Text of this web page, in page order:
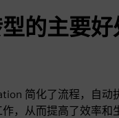
的主要好
简化了流程，自动
，从而提高了效率和